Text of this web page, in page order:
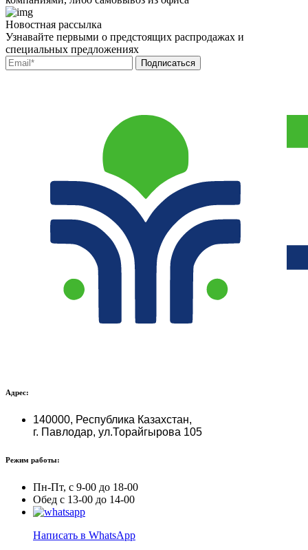
Новостная рассылка
Узнавайте первыми о предстоящих распродажах и
специальных предложениях
Адрес:
140000, Республика Казахстан,
г. Павлодар, ул.Торайгырова 105
Режим работы:
Пн-Пт, с 9-00 до 18-00
Обед с 13-00 до 14-00
Написать в WhatsApp